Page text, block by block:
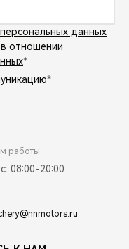
данных
отношении
*
*
работы:
08:00-20:00